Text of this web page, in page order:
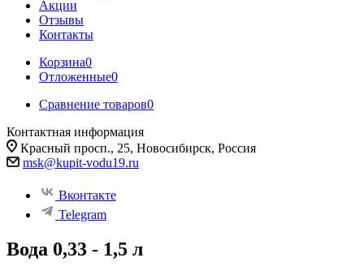
Акции
Отзывы
Контакты
Корзина0
Отложенные0
Сравнение товаров0
Контактная информация
Красный просп., 25, Новосибирск, Россия
msk@kupit-vodu19.ru
Вконтакте
Telegram
Вода 0,33 - 1,5 л